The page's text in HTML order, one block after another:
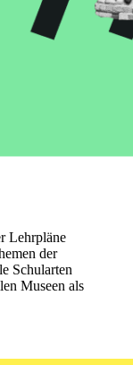
Lehrpläne
der
Schularten
Museen als